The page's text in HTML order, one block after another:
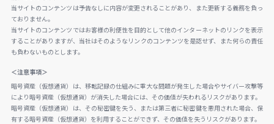
当サイトのコンテンツは予告なしに内容が変更されることがあり、また更新する義務を負っ
ておりません。
当サイトのコンテンツではお客様の利便性を目的として他のインターネットのリンクを表示
することがありますが、当社はそのようなリンクのコンテンツを是認せず、また何らの責任
も負わないものとします。
＜注意事項＞
暗号資産（仮想通貨）は、移転記録の仕組みに重大な問題が発生した場合やサイバー攻撃等
により暗号資産（仮想通貨）が消失した場合には、その価値が失われるリスクがあります。
暗号資産（仮想通貨）は、その秘密鍵を失う、または第三者に秘密鍵を悪用された場合、保
有する暗号資産（仮想通貨）を利用することができず、その価値を失うリスクがあります。